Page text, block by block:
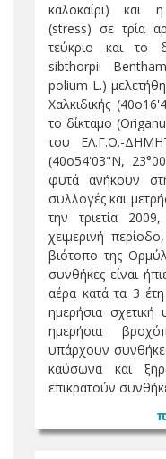
καλοκαίρι) και
(stress) σε τρία
τεύκριο και το
sibthorpii
polium L.)
Χαλκιδικής
το δίκταμο
του ΕΛ.Γ.Ο.-
(40ο54'03"Ν,
φυτά ανήκουν
συλλογές και
την τριετία
χειμερινή
βιότοπο της
συνθήκες είναι
αέρα κατά τα 3
ημερήσια
ημερήσια
υπάρχουν
καύσωνα και
επικρατούν